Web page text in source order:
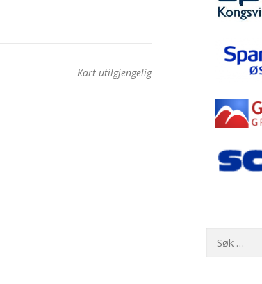
Kart utilgjengelig
etter: